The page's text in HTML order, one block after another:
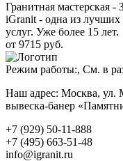
Гранитная мастерская
iGranit - одна из
услуг. Уже более 15 лет.
от 9715 руб.
Режим работы:, См. в
Наш адрес: Москва, ул.
вывеска-банер
+7 (929) 50-11-888
+7 (495) 663-51-48
info@igranit.ru